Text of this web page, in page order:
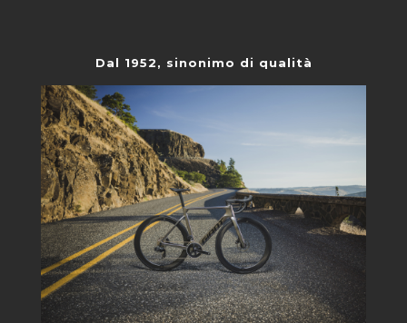
Dal 1952, sinonimo di qualità